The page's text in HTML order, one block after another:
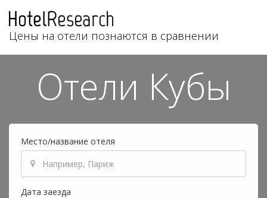
Цены на отели познаются в сравнении
Отели Кубы
Место/название отеля
Дата заезда